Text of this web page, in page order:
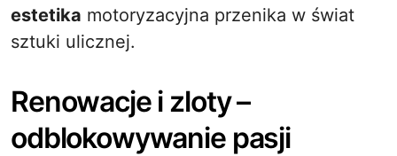
estetika motoryzacyjna przenika w świat
sztuki ulicznej.
Renowacje i zloty –
odblokowywanie pasji